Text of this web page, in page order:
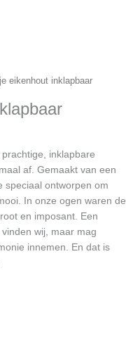
eikenhout inklapbaar
inklapbare
af. Gemaakt van een
speciaal ontworpen om
In onze ogen waren de
en imposant. Een
wij, maar mag
innemen. En dat is